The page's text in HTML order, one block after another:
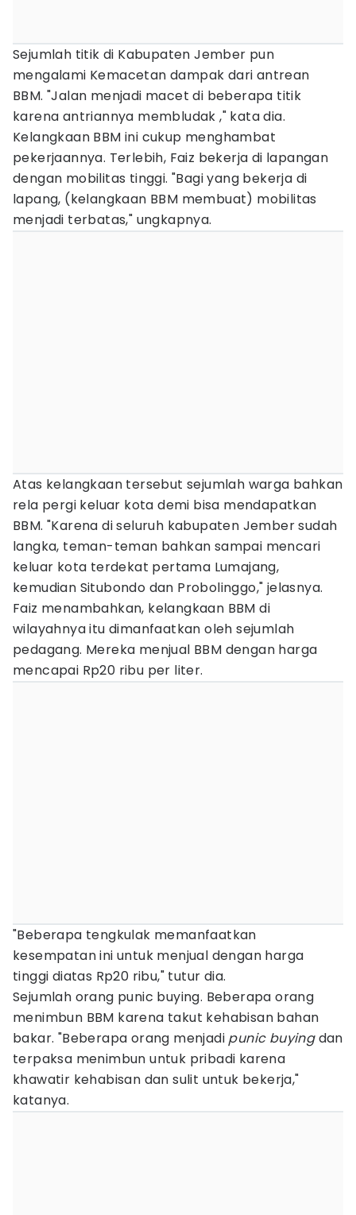
Sejumlah titik di Kabupaten Jember pun
mengalami Kemacetan dampak dari antrean
BBM. "Jalan menjadi macet di beberapa titik
karena antriannya membludak ," kata dia.
Kelangkaan BBM ini cukup menghambat
pekerjaannya. Terlebih, Faiz bekerja di lapangan
dengan mobilitas tinggi. "Bagi yang bekerja di
lapang, (kelangkaan BBM membuat) mobilitas
menjadi terbatas," ungkapnya.
Atas kelangkaan tersebut sejumlah warga bahkan
rela pergi keluar kota demi bisa mendapatkan
BBM. "Karena di seluruh kabupaten Jember sudah
langka, teman-teman bahkan sampai mencari
keluar kota terdekat pertama Lumajang,
kemudian Situbondo dan Probolinggo," jelasnya.
Faiz menambahkan, kelangkaan BBM di
wilayahnya itu dimanfaatkan oleh sejumlah
pedagang. Mereka menjual BBM dengan harga
mencapai Rp20 ribu per liter.
"Beberapa tengkulak memanfaatkan
kesempatan ini untuk menjual dengan harga
tinggi diatas Rp20 ribu," tutur dia.
Sejumlah orang punic buying. Beberapa orang
menimbun BBM karena takut kehabisan bahan
bakar. "Beberapa orang menjadi punic buyingdan
terpaksa menimbun untuk pribadi karena
khawatir kehabisan dan sulit untuk bekerja,"
katanya.